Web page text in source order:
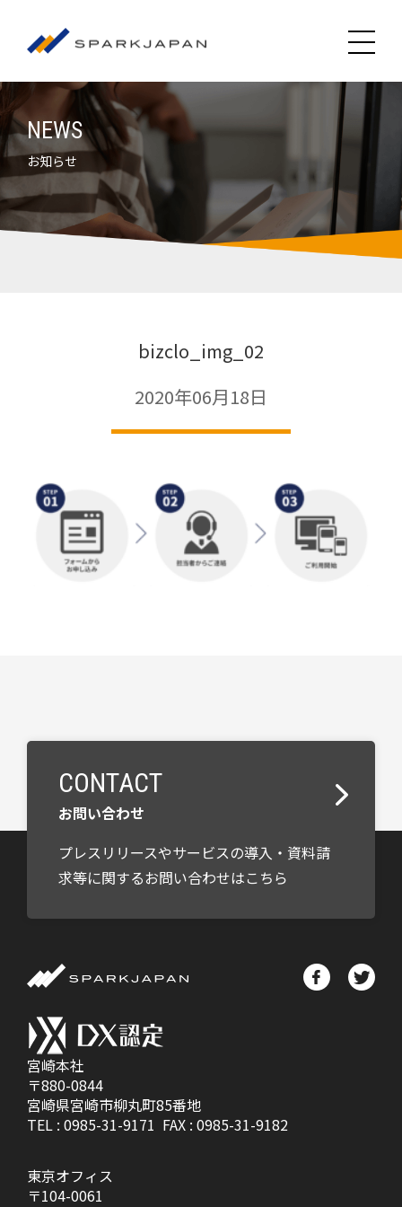
NEWS
お知らせ
bizclo_img_02
2020年06月18日
CONTACT
お問い合わせ
プレスリリースやサービスの導入・資料請
求等に関するお問い合わせはこちら
宮崎本社
〒880-0844
宮崎県宮崎市柳丸町85番地
TEL : 0985-31-9171 FAX : 0985-31-9182
東京オフィス
〒104-0061